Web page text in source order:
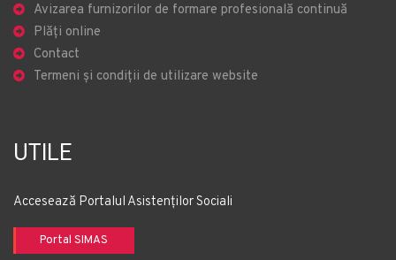
Avizarea furnizorilor de formare profesională continuă
Plăți online
Contact
Termeni și condiții de utilizare website
UTILE
Accesează Portalul Asistenților Sociali
Portal SIMAS